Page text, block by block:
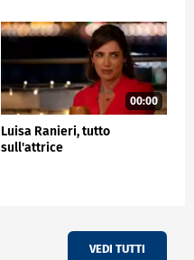
00:00
Luisa Ranieri, tutto
sull'attrice
VEDI TUTTI